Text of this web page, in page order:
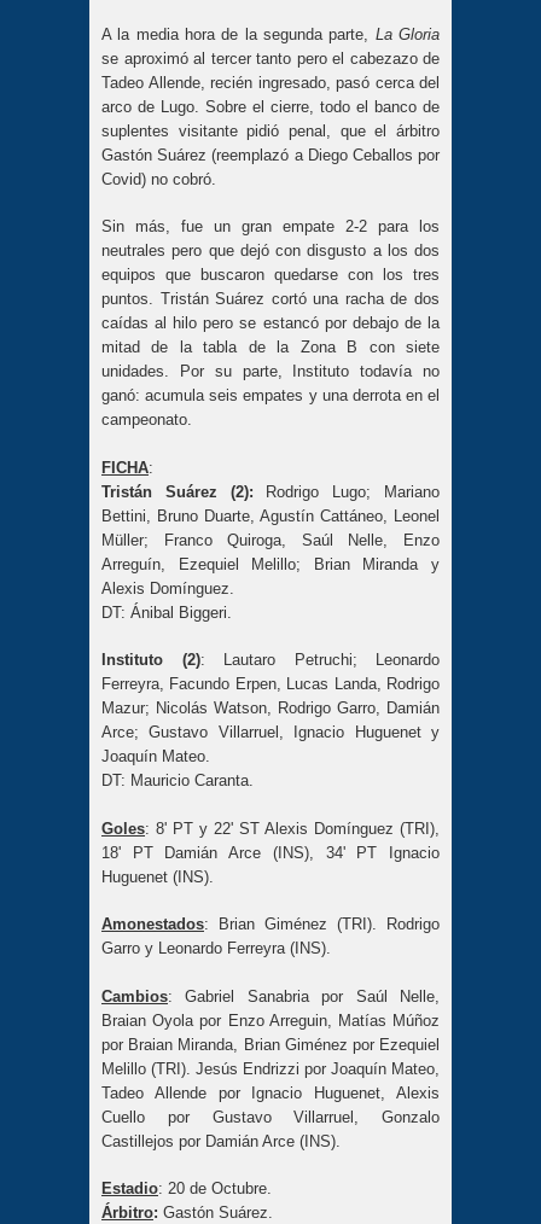
A la media hora de la segunda parte, La Gloria
se aproximó al tercer tanto pero el cabezazo de
Tadeo Allende, recién ingresado, pasó cerca del
arco de Lugo. Sobre el cierre, todo el banco de
suplentes visitante pidió penal, que el árbitro
Gastón Suárez (reemplazó a Diego Ceballos por
Covid) no cobró.
Sin más, fue un gran empate 2-2 para los
neutrales pero que dejó con disgusto a los dos
equipos que buscaron quedarse con los tres
puntos. Tristán Suárez cortó una racha de dos
caídas al hilo pero se estancó por debajo de la
mitad de la tabla de la Zona B con siete
unidades. Por su parte, Instituto todavía no
ganó: acumula seis empates y una derrota en el
campeonato.
FICHA:
Tristán Suárez (2): Rodrigo Lugo; Mariano
Bettini, Bruno Duarte, Agustín Cattáneo, Leonel
Müller; Franco Quiroga, Saúl Nelle, Enzo
Arreguín, Ezequiel Melillo; Brian Miranda y
Alexis Domínguez.
DT: Ánibal Biggeri.
Instituto (2): Lautaro Petruchi; Leonardo
Ferreyra, Facundo Erpen, Lucas Landa, Rodrigo
Mazur; Nicolás Watson, Rodrigo Garro, Damián
Arce; Gustavo Villarruel, Ignacio Huguenet y
Joaquín Mateo.
DT: Mauricio Caranta.
Goles: 8' PT y 22' ST Alexis Domínguez (TRI),
18' PT Damián Arce (INS), 34' PT Ignacio
Huguenet (INS).
Amonestados: Brian Giménez (TRI). Rodrigo
Garro y Leonardo Ferreyra (INS).
Cambios: Gabriel Sanabria por Saúl Nelle,
Braian Oyola por Enzo Arreguin, Matías Múñoz
por Braian Miranda, Brian Giménez por Ezequiel
Melillo (TRI). Jesús Endrizzi por Joaquín Mateo,
Tadeo Allende por Ignacio Huguenet, Alexis
Cuello por Gustavo Villarruel, Gonzalo
Castillejos por Damián Arce (INS).
Estadio: 20 de Octubre.
Árbitro: Gastón Suárez.